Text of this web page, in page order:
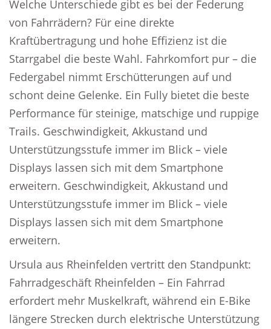
Welche Unterschiede gibt es bei der Federung
von Fahrrädern? Für eine direkte
Kraftübertragung und hohe Effizienz ist die
Starrgabel die beste Wahl. Fahrkomfort pur – die
Federgabel nimmt Erschütterungen auf und
schont deine Gelenke. Ein Fully bietet die beste
Performance für steinige, matschige und ruppige
Trails. Geschwindigkeit, Akkustand und
Unterstützungsstufe immer im Blick – viele
Displays lassen sich mit dem Smartphone
erweitern. Geschwindigkeit, Akkustand und
Unterstützungsstufe immer im Blick – viele
Displays lassen sich mit dem Smartphone
erweitern.
Ursula aus Rheinfelden vertritt den Standpunkt:
Fahrradgeschäft Rheinfelden – Ein Fahrrad
erfordert mehr Muskelkraft, während ein E-Bike
längere Strecken durch elektrische Unterstützung